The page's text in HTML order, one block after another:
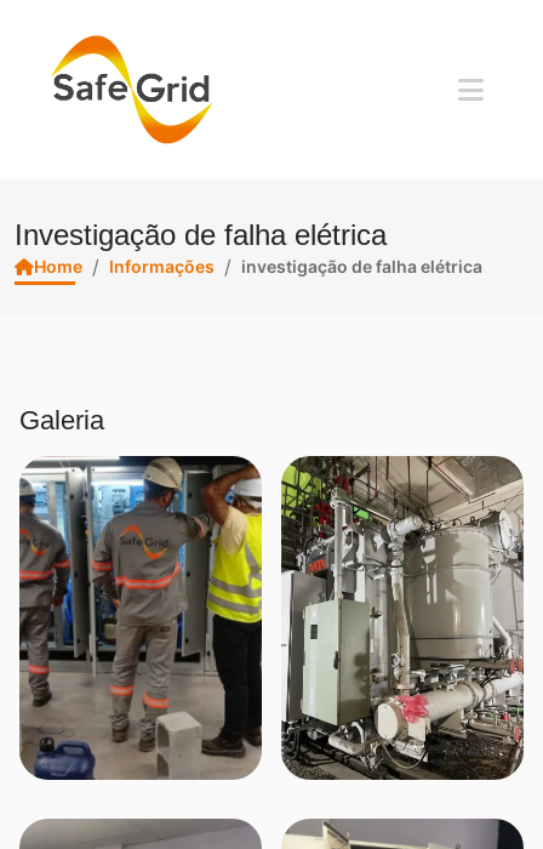
Investigação de falha elétrica
Home / Informações / investigação de falha elétrica
Galeria